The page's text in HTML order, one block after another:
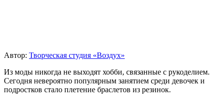
Автор: Творческая студия «Воздух»
Из моды никогда не выходят хобби, связанные с рукоделием.
Сегодня невероятно популярным занятием среди девочек и
подростков стало плетение браслетов из резинок.